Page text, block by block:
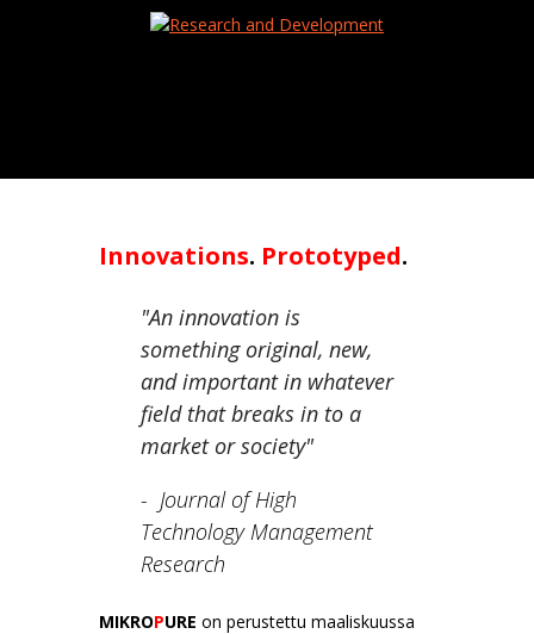
Innovations. Prototyped.
"An innovation is
something original, new,
and important in whatever
field that breaks in to a
market or society"
- Journal of High
Technology Management
Research
MIKROPURE on perustettu maaliskuussa